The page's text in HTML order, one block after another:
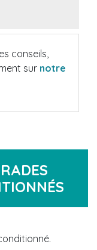
conseils,
sur notre